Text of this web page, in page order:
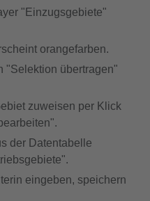
"Einzugsgebiete"
orangefarben.
"Selektion übertragen"
zuweisen per Klick
der Datentabelle
eingeben, speichern